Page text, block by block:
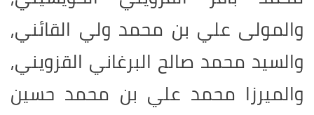
والمولى علي بن محمد ولي القائني,
والسيد محمد صالح البرغاني القزويني,
والميرزا محمد علي بن محمد حسين